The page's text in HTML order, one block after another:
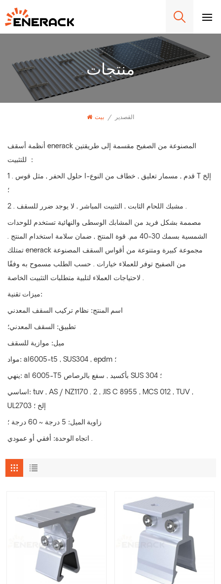
منتجات
بيت / القصدير
أنظمة أسقف enerack المصنوعة من الصفيح مقسمة إلى طريقتين
للتثبيت ：
1 . حلول الحفر , مثل قوس l-قدم , مسمار تعليق , خطاف من النوع T إلخ
؛
2 . مشبك اللحام الثابت , التثبيت المباشر , لا يوجد ضرر للسقف .
مصممة بشكل فريد من المشابك الوسطى والنهائية تستخدم للوحدات
الشمسية بسمك 30-40 مم. قوة المنتج , ضمان سلامة استخدام المنتج .
تمتلك enerack مجموعة كبيرة ومتنوعة من أقواس السقف المصنوعة
من الصفيح توفر للعملاء خيارات . حسب الطلب مسموح به وفقًا
لاحتياجات العملاء لتلبية متطلبات التثبيت الخاصة .
ميزات تقنية:
اسم المنتج: نظام تركيب السقف المعدني
تطبيق: السقف المعدني؛
ميل: موازية للسقف
مواد: al6005-t5 , SUS304 , epdm ؛
ينهي: al 6005-T5 بأكسيد , سفع بالرصاص SUS 304 ؛
اساسي: tuv , AS / NZ1170 . 2 , JIS C 8955 , MCS 012 , TUV ,
UL2703 إلخ ؛
زاوية الميل:
اتجاه الوحدة: أفقي أو عمودي .